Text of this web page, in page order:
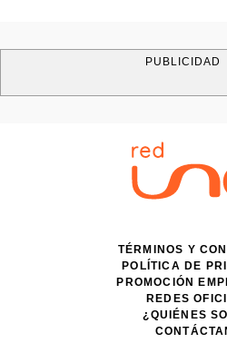
PUBLICIDAD
TÉRMINOS Y
POLÍTICA DE
PROMOCIÓN
REDES
¿QUIÉNES